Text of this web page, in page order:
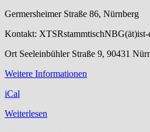
Germersheimer Straße 86, Nürnberg
Kontakt: XTSRstammtischNBG(ät)ist-
Ort Seeleinbühler Straße 9, 90431
Weitere Informationen
iCal
Weiterlesen